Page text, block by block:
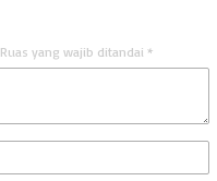
Ruas yang wajib ditandai *